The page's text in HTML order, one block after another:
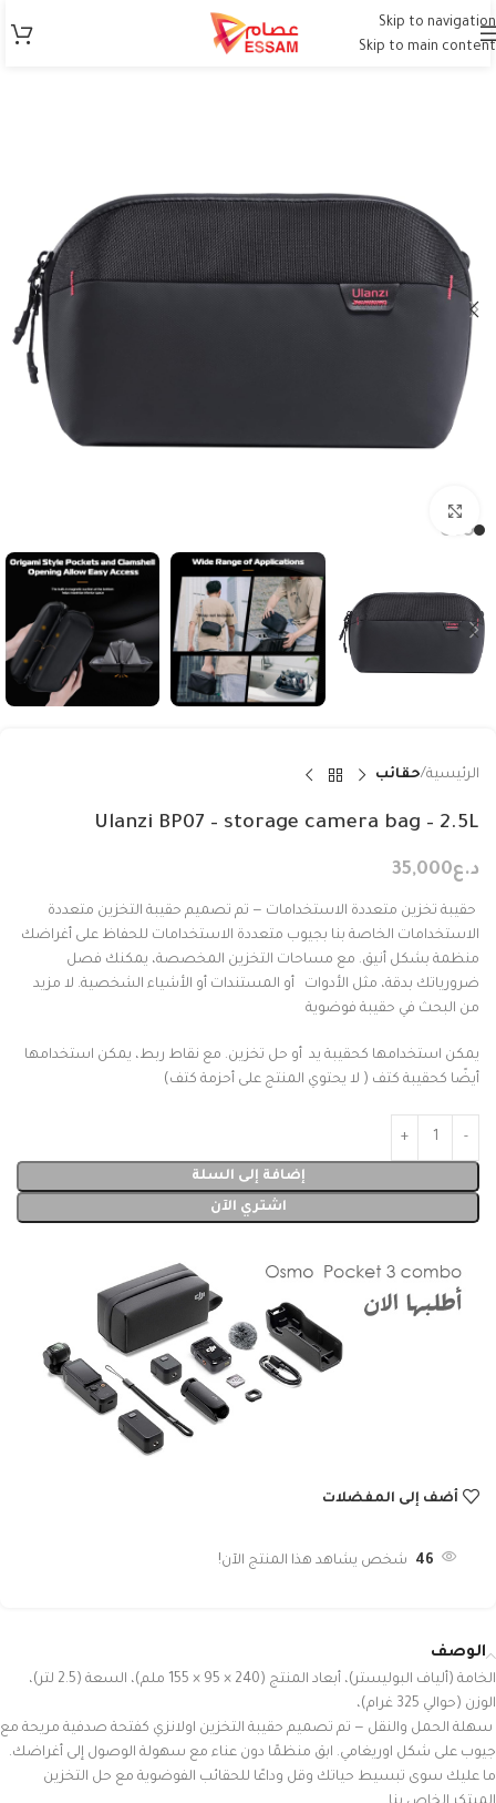
Skip to navigation
Skip to main content
الرئيسية حقائب
Ulanzi BP07 – storage camera bag – 2.5L
د.ع35,000
حقيبة تخزين متعددة الاستخدامات — تم تصميم حقيبة التخزين متعددة
الاستخدامات الخاصة بنا بجيوب متعددة الاستخدامات للحفاظ على أغراضك
منظمة بشكل أنيق. مع مساحات التخزين المخصصة، يمكنك فصل
ضرورياتك بدقة، مثل الأدوات أو المستندات أو الأشياء الشخصية. لا مزيد
من البحث في حقيبة فوضوية
يمكن استخدامها كحقيبة يد أو حل تخزين. مع نقاط ربط، يمكن استخدامها
أيضًا كحقيبة كتف ( لا يحتوي المنتج على أحزمة كتف)
إضافة إلى السلة
اشتري الآن
أضف إلى المفضلات
46 شخص يشاهد هذا المنتج الآن!
الوصف
الخامة (ألياف البوليستر)، أبعاد المنتج (240 × 95 × 155 ملم)، السعة (2.5 لتر)،
الوزن (حوالي 325 غرام)،
سهلة الحمل والنقل — تم تصميم حقيبة التخزين اولانزي كفتحة صدفية مريحة مع
جيوب على شكل اوريغامي. ابق منظمًا دون عناء مع سهولة الوصول إلى أغراضك.
ما عليك سوى تبسيط حياتك وقل وداعًا للحقائب الفوضوية مع حل التخزين